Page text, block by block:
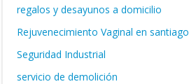
regalos y desayunos a domicilio
Rejuvenecimiento Vaginal en santiago
Seguridad Industrial
servicio de demolición